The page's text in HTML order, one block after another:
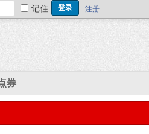
记住 注册
券